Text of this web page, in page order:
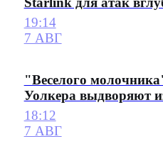
19:14
7 АВГ
"Веселого
Уолкера выдворяют
18:12
7 АВГ